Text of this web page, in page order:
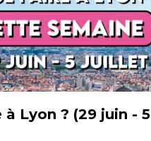
à Lyon ? (29 juin - 5